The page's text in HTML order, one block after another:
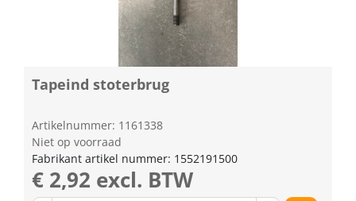
Tapeind stoterbrug
Artikelnummer: 1161338
Niet op voorraad
Fabrikant artikel nummer: 1552191500
€ 2,92 excl. BTW